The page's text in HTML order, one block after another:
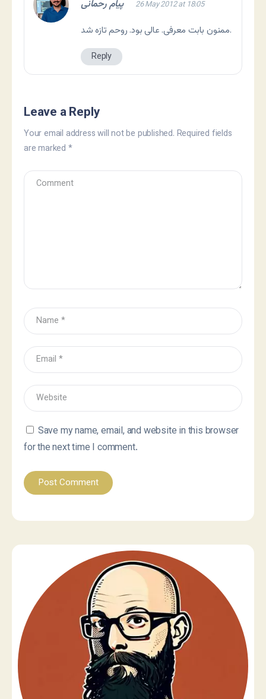
پیام رحمانی 26 May 2012 at 18:05
ممنون بابت معرفی. عالی بود. روحم تازه شد.
Reply
Leave a Reply
Your email address will not be published. Required fields
are marked *
Save my name, email, and website in this browser
for the next time I comment.